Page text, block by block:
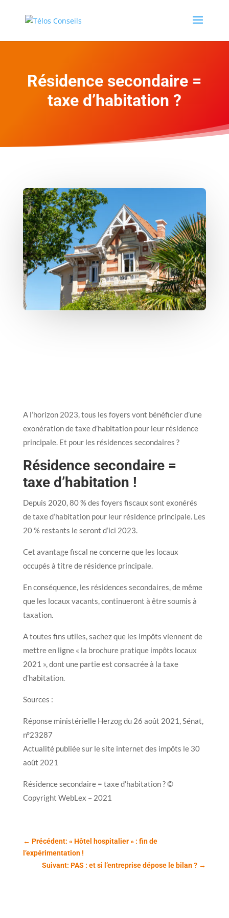
Résidence secondaire =
taxe d’habitation ?
A l’horizon 2023, tous les foyers vont bénéficier d’une
exonération de taxe d’habitation pour leur résidence
principale. Et pour les résidences secondaires ?
Résidence secondaire =
taxe d’habitation !
Depuis 2020, 80 % des foyers fiscaux sont exonérés
de taxe d’habitation pour leur résidence principale. Les
20 % restants le seront d’ici 2023.
Cet avantage fiscal ne concerne que les locaux
occupés à titre de résidence principale.
En conséquence, les résidences secondaires, de même
que les locaux vacants, continueront à être soumis à
taxation.
A toutes fins utiles, sachez que les impôts viennent de
mettre en ligne « la brochure pratique impôts locaux
2021 », dont une partie est consacrée à la taxe
d’habitation.
Sources :
Réponse ministérielle Herzog du 26 août 2021, Sénat,
n°23287
Actualité publiée sur le site internet des impôts le 30
août 2021
Résidence secondaire = taxe d’habitation ? ©
Copyright WebLex – 2021
← Précédent: « Hôtel hospitalier » : fin de
l’expérimentation !
Suivant: PAS : et si l’entreprise dépose le bilan ? →